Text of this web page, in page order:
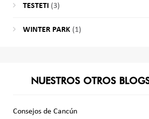
TESTETI (3)
WINTER PARK(1)
NUESTROS OTROS
Consejos de Cancún